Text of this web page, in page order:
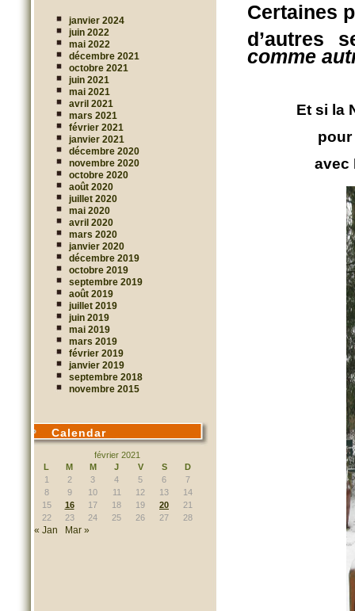
janvier 2024
juin 2022
mai 2022
décembre 2021
octobre 2021
juin 2021
mai 2021
avril 2021
mars 2021
février 2021
janvier 2021
décembre 2020
novembre 2020
octobre 2020
août 2020
juillet 2020
mai 2020
avril 2020
mars 2020
janvier 2020
décembre 2019
octobre 2019
septembre 2019
août 2019
juillet 2019
juin 2019
mai 2019
mars 2019
février 2019
janvier 2019
septembre 2018
novembre 2015
Calendar
février 2021
L
M M J V S
D
1
2 3 4 5 6
7
8
9 10 11 12 13
14
15
16 17 18 19 20
21
22
23 24 25 26 27 28
« Jan Mar »
Certaines
d’autres
comme
Et si la
pour
avec